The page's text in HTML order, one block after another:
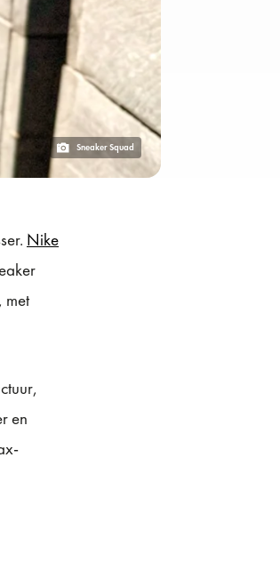
Sneaker Squad
Nike
met
en